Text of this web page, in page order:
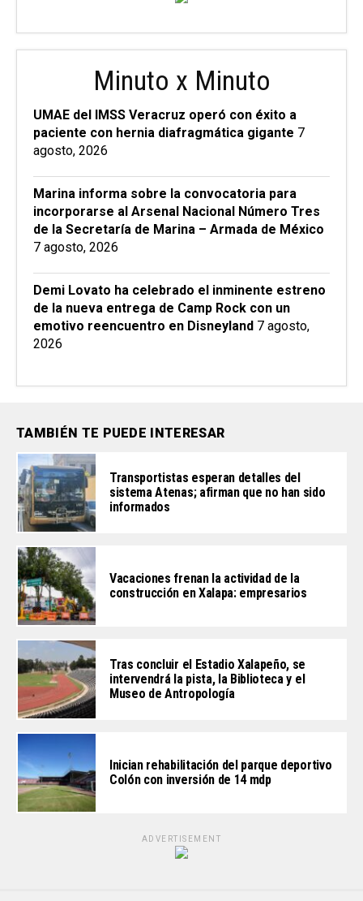
Minuto x Minuto
UMAE del IMSS Veracruz operó con éxito a
paciente con hernia diafragmática gigante 7
agosto, 2026
Marina informa sobre la convocatoria para
incorporarse al Arsenal Nacional Número Tres
de la Secretaría de Marina – Armada de México
7 agosto, 2026
Demi Lovato ha celebrado el inminente estreno
de la nueva entrega de Camp Rock con un
emotivo reencuentro en Disneyland 7 agosto,
2026
TAMBIÉN TE PUEDE INTERESAR
Transportistas esperan detalles del
sistema Atenas; afirman que no han sido
informados
Vacaciones frenan la actividad de la
construcción en Xalapa: empresarios
Tras concluir el Estadio Xalapeño, se
intervendrá la pista, la Biblioteca y el
Museo de Antropología
Inician rehabilitación del parque deportivo
Colón con inversión de 14 mdp
ADVERTISEMENT